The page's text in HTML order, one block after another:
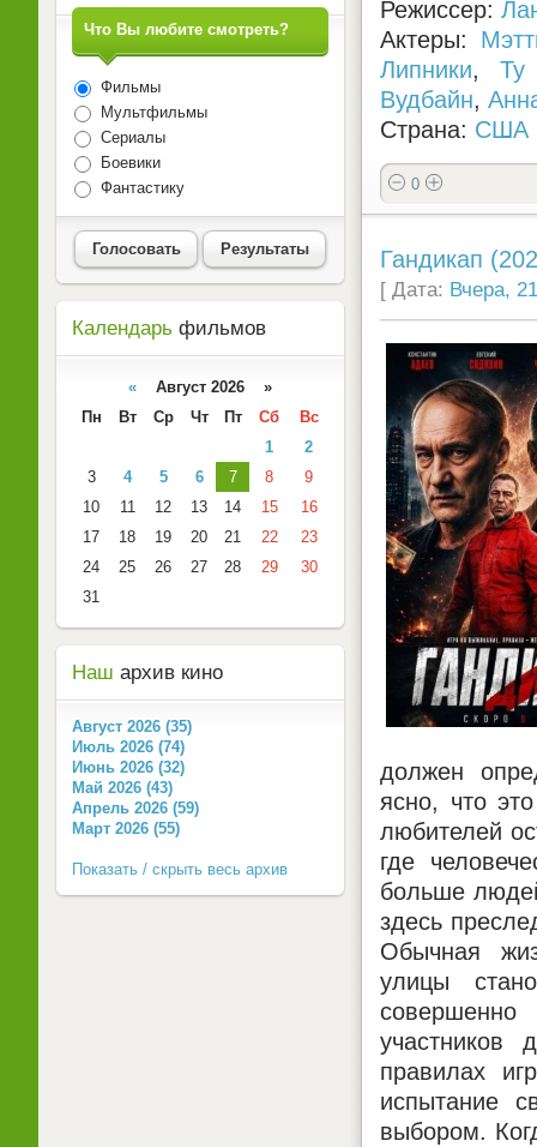
Режиссер:
Актеры:
Липники, Ty
Вудбайн,
Страна: США
0
Гандикап
[ Дата: Вчера,
должен
ясно, что
любителей
где
больше
здесь
Обычная
улицы
участников
правилах
испытание
выбором.
Что Вы любите смотреть?
Фильмы
Мультфильмы
Сериалы
Боевики
Фантастику
Голосовать Результаты
Календарь фильмов
« Август 2026 »
Пн
Вт Ср Чт Пт Сб
Вс
1
2
3
4 5 6 7 8
9
10
11 12 13 14 15
16
17
18 19 20 21 22
23
24
25 26 27 28 29
30
31
Наш архив кино
Август 2026 (35)
Июль 2026 (74)
Июнь 2026 (32)
Май 2026 (43)
Апрель 2026 (59)
Март 2026 (55)
Показать / скрыть весь архив